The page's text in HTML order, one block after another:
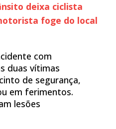
deixa ciclista
foge do local
com
duas vítimas
de segurança,
em ferimentos.
lesões